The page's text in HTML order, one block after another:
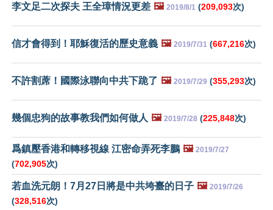
李文足二次探夫 王全璋情況更差 🖼️ 2019/8/1 (209,093次)
信才會得到！耶穌復活的歷史意義 🖼️ 2019/7/31 (667,216次)
不許割蓆！國際泳聯向中共下跪了 🖼️ 2019/7/29 (355,293次)
幾個忠狗的故事教我們如何做人 🖼️ 2019/7/28 (225,848次)
爲鎮壓香港和轉移視線 江密命弄死李鵬 🖼️ 2019/7/27
(702,905次)
若血洗元朗！7月27日將是中共垮臺的日子 🖼️ 2019/7/26
(328,516次)